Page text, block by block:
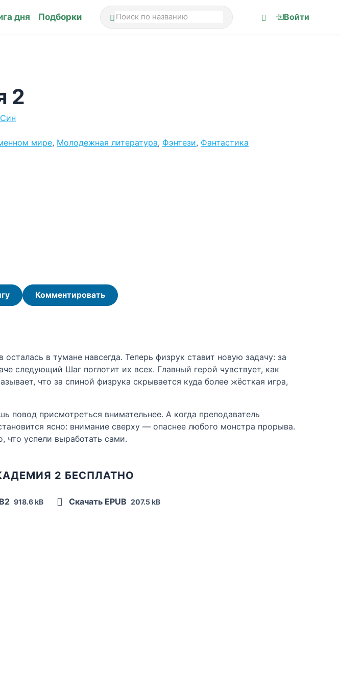
дня Подборки Войти
2
мире, Молодежная литература, Фэнтези, Фантастика
Комментировать
в тумане навсегда. Теперь физрук ставит новую задачу: за
следующий Шаг поглотит их всех. Главный герой чувствует, как
что за спиной физрука скрывается куда более жёсткая игра,
присмотреться внимательнее. А когда преподаватель
ясно: внимание сверху — опаснее любого монстра прорыва.
что успели выработать сами.
2 БЕСПЛАТНО
918.6 kB Скачать EPUB 207.5 kB